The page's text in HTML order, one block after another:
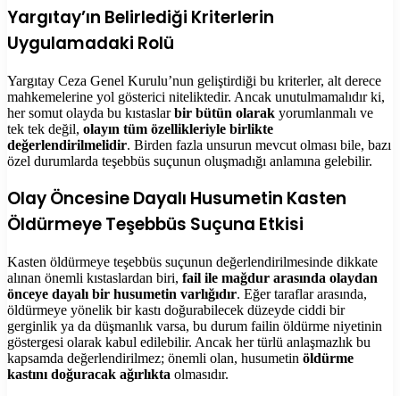
Yargıtay’ın Belirlediği Kriterlerin
Uygulamadaki Rolü
Yargıtay Ceza Genel Kurulu’nun geliştirdiği bu kriterler, alt derece
mahkemelerine yol gösterici niteliktedir. Ancak unutulmamalıdır ki,
her somut olayda bu kıstaslarbir bütün olarak yorumlanmalı ve
tek tek değil, olayın tüm özellikleriyle birlikte
değerlendirilmelidir. Birden fazla unsurun mevcut olması bile, bazı
özel durumlarda teşebbüs suçunun oluşmadığı anlamına gelebilir.
Olay Öncesine Dayalı Husumetin Kasten
Öldürmeye Teşebbüs Suçuna Etkisi
Kasten öldürmeye teşebbüs suçunun değerlendirilmesinde dikkate
alınan önemli kıstaslardan biri, fail ile mağdur arasında olaydan
önceye dayalı bir husumetin varlığıdır. Eğer taraflar arasında,
öldürmeye yönelik bir kastı doğurabilecek düzeyde ciddi bir
gerginlik ya da düşmanlık varsa, bu durum failin öldürme niyetinin
göstergesi olarak kabul edilebilir. Ancak her türlü anlaşmazlık bu
kapsamda değerlendirilmez; önemli olan, husumetin öldürme
kastını doğuracak ağırlıkta olmasıdır.